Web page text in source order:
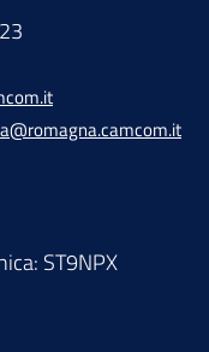
ST9NPX